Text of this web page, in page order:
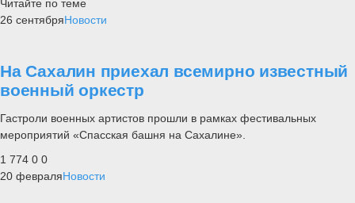
Читайте по теме
26 сентябряНовости
На Сахалин приехал всемирно известный
военный оркестр
Гастроли военных артистов прошли в рамках фестивальных
мероприятий «Спасская башня на Сахалине».
1 774 0 0
20 февраляНовости